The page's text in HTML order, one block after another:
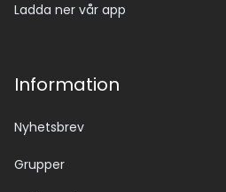
Ladda ner vår app
Information
Nyhetsbrev
Grupper